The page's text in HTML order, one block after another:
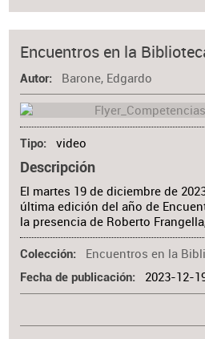
Encuentros en la
Autor Barone, Edgardo
Tipo video
Descripción
El martes 19 de diciembre de
última edición del año de
la presencia de Roberto
Colección Encuentros en la
Fecha de publicación 2023-12-